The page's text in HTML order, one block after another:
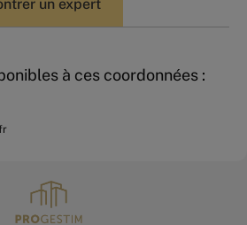
un expert
à ces coordonnées :